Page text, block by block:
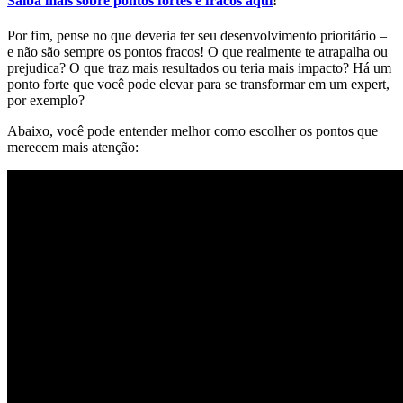
Por fim, pense no que deveria ter seu desenvolvimento prioritário –
e não são sempre os pontos fracos! O que realmente te atrapalha ou
prejudica? O que traz mais resultados ou teria mais impacto? Há um
ponto forte que você pode elevar para se transformar em um expert,
por exemplo?
Abaixo, você pode entender melhor como escolher os pontos que
merecem mais atenção: